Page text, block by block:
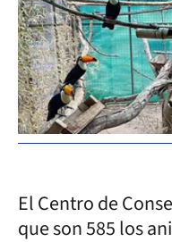
El Centro de
que son 585 los